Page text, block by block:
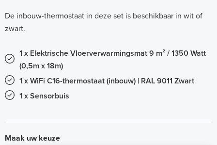
De inbouw-thermostaat in deze set is beschikbaar in wit of
zwart.
1 x Elektrische Vloerverwarmingsmat 9 m² / 1350 Watt
(0,5m x 18m)
1 x WiFi C16-thermostaat (inbouw) | RAL 9011 Zwart
1 x Sensorbuis
Maak uw keuze